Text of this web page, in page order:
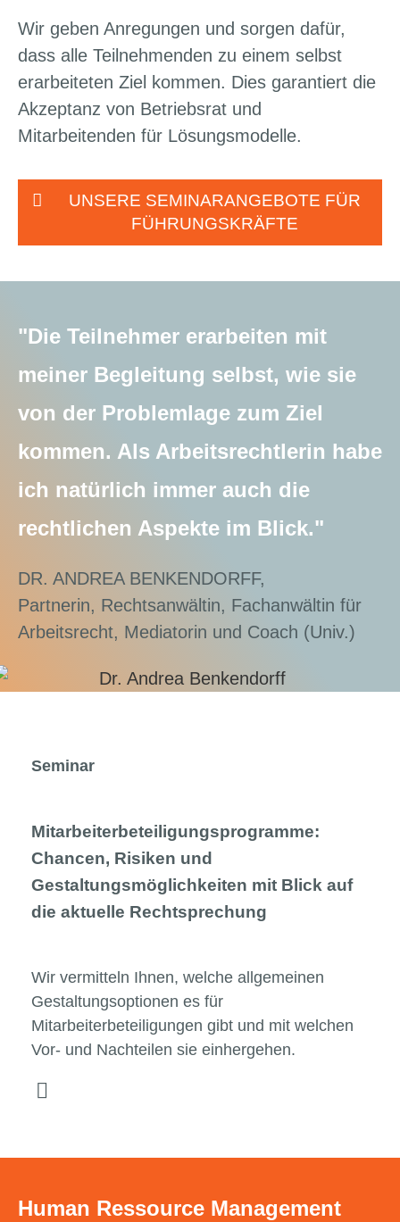
Wir geben Anregungen und sorgen dafür,
dass alle Teilnehmenden zu einem selbst
erarbeiteten Ziel kommen. Dies garantiert die
Akzeptanz von Betriebsrat und
Mitarbeitenden für Lösungsmodelle.
UNSERE SEMINARANGEBOTE FÜR
FÜHRUNGSKRÄFTE
"Die Teilnehmer erarbeiten mit
meiner Begleitung selbst, wie sie
von der Problemlage zum Ziel
kommen. Als Arbeitsrechtlerin habe
ich natürlich immer auch die
rechtlichen Aspekte im Blick."
DR. ANDREA BENKENDORFF,
Partnerin, Rechtsanwältin, Fachanwältin für
Arbeitsrecht, Mediatorin und Coach (Univ.)
Seminar
Mitarbeiterbeteiligungsprogramme:
Chancen, Risiken und
Gestaltungsmöglichkeiten mit Blick auf
die aktuelle Rechtsprechung
Wir vermitteln Ihnen, welche allgemeinen
Gestaltungsoptionen es für
Mitarbeiterbeteiligungen gibt und mit welchen
Vor- und Nachteilen sie einhergehen.
Human Ressource Management